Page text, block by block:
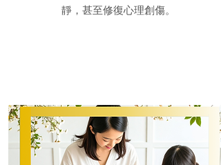
靜，甚至修復心理創傷。